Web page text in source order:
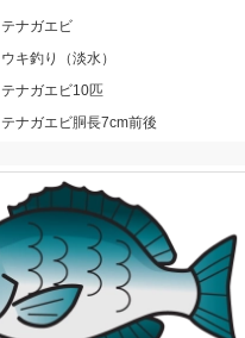
テナガエビ
ウキ釣り（淡水）
テナガエビ10匹
テナガエビ胴長7cm前後